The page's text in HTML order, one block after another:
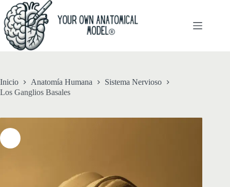
Saltar
contenido
Inicio Anatomía Humana
Sistema Nervioso
Los Ganglios Basales